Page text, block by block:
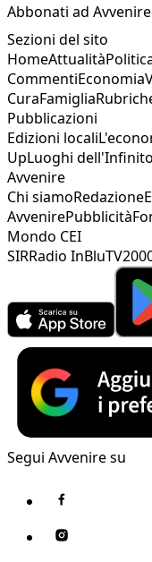
Abbonati ad Avvenire
Sezioni del sito
HomeAttualità
CommentiEconomia
CuraFamiglia
Pubblicazioni
Edizioni locali
UpLuoghi dell'Infinito
Avvenire
Chi siamoRedazione
AvvenirePubblicità
Mondo CEI
SIRRadio InBlu
Segui Avvenire su